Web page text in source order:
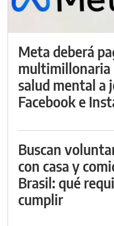
Meta deberá
multimillonaria
salud mental a
Facebook e
Buscan
con casa y
Brasil: qué
cumplir